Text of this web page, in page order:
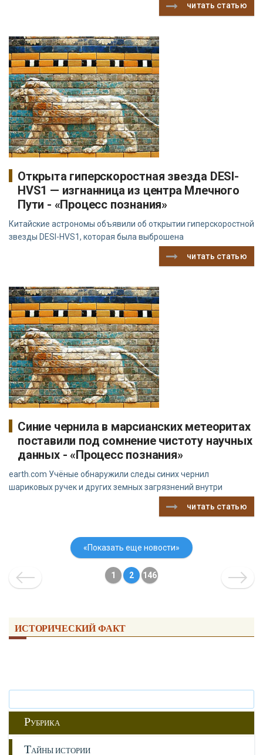
читать статью
Открыта гиперскоростная звезда DESI-
HVS1 — изгнанница из центра Млечного
Пути - «Процесс познания»
Китайские астрономы объявили об открытии гиперскоростной
звезды DESI-HVS1, которая была выброшена
читать статью
Синие чернила в марсианских метеоритах
поставили под сомнение чистоту научных
данных - «Процесс познания»
earth.com Учёные обнаружили следы синих чернил
шариковых ручек и других земных загрязнений внутри
читать статью
«Показать еще новости»
1 2 146
ИСТОРИЧЕСКИЙ ФАКТ
РУБРИКА
ТАЙНЫ ИСТОРИИ